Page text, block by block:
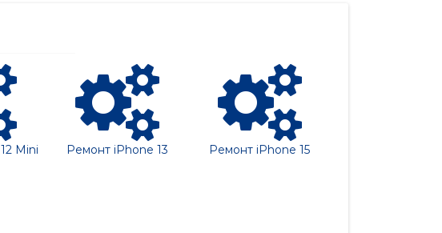
Mini Ремонт iPhone 13 Ремонт iPhone 15